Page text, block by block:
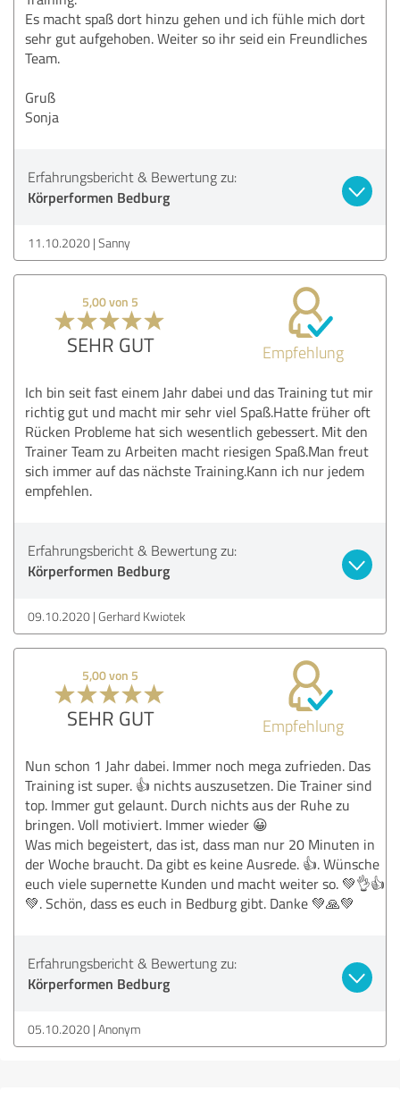
Es macht spaß dort hinzu gehen und ich fühle mich dort
sehr gut aufgehoben. Weiter so ihr seid ein Freundliches
Team.
Gruß
Sonja
Erfahrungsbericht & Bewertung zu:
Körperformen Bedburg
11.10.2020 Sanny
5,00 von 5
SEHR GUT Empfehlung
Ich bin seit fast einem Jahr dabei und das Training tut mir
richtig gut und macht mir sehr viel Spaß.Hatte früher oft
Rücken Probleme hat sich wesentlich gebessert. Mit den
Trainer Team zu Arbeiten macht riesigen Spaß.Man freut
sich immer auf das nächste Training.Kann ich nur jedem
empfehlen.
Erfahrungsbericht & Bewertung zu:
Körperformen Bedburg
09.10.2020 Gerhard Kwiotek
5,00 von 5
SEHR GUT Empfehlung
Nun schon 1 Jahr dabei. Immer noch mega zufrieden. Das
Training ist super. 👍 nichts auszusetzen. Die Trainer sind
top. Immer gut gelaunt. Durch nichts aus der Ruhe zu
bringen. Voll motiviert. Immer wieder 😀
Was mich begeistert, das ist, dass man nur 20 Minuten in
der Woche braucht. Da gibt es keine Ausrede. 👍. Wünsche
euch viele supernette Kunden und macht weiter so. 💚👌👍
💚. Schön, dass es euch in Bedburg gibt. Danke 💚🙏💚
Erfahrungsbericht & Bewertung zu:
Körperformen Bedburg
05.10.2020 Anonym